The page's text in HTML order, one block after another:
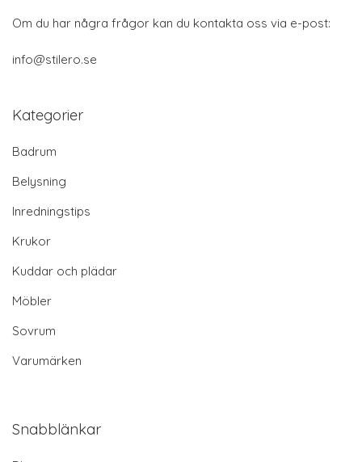
Om du har några frågor kan du kontakta oss via e-post:
info@stilero.se
Kategorier
Badrum
Belysning
Inredningstips
Krukor
Kuddar och plädar
Möbler
Sovrum
Varumärken
Snabblänkar